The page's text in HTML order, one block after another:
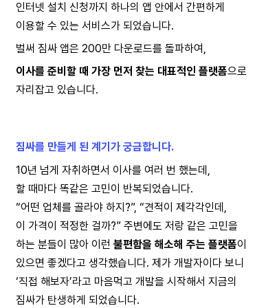
인터넷 설치 신청까지 하나의 앱 안에서 간편하게
이용할 수 있는 서비스가 되었습니다.
벌써 짐싸 앱은 200만 다운로드를 돌파하여,
이사를 준비할 때 가장 먼저 찾는 대표적인 플랫폼으로
자리잡고 있습니다.
짐싸를 만들게 된 계기가 궁금합니다.
10년 넘게 자취하면서 이사를 여러 번 했는데,
할 때마다 똑같은 고민이 반복되었습니다.
“어떤 업체를 골라야 하지?”, “견적이 제각각인데,
이 가격이 적정한 걸까?” 주변에도 저랑 같은 고민을
하는 분들이 많아 이런 불편함을 해소해 주는 플랫폼이
있으면 좋겠다고 생각했습니다. 제가 개발자이다 보니
‘직접 해보자’라고 마음먹고 개발을 시작해서 지금의
짐싸가 탄생하게 되었습니다.